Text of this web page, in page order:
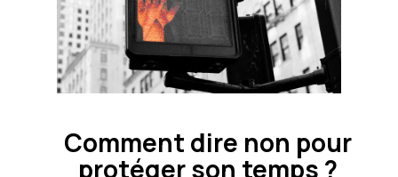
Comment dire non pour
protéger son temps ?